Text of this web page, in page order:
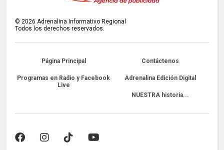
©2026 Adrenalina Informativo Regional
Todos los derechos reservados.
Página Principal Contáctenos
Programas en Radio y Facebook
Live
Adrenalina Edición Digital
NUESTRA historia...